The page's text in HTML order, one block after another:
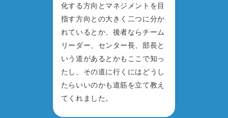
化する方向とマネジメントを目
指す方向との大きく二つに分か
れているとか、後者ならチーム
リーダー、センター長、部長と
いう道があるとかもここで知っ
たし、その道に行くにはどうし
たらいいのかも道筋を立て教え
てくれました。